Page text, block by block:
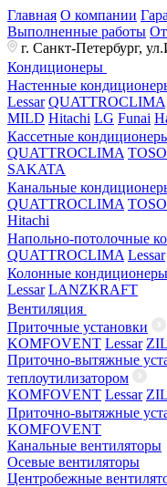
Главная О компании
Выполненные работы
г. Санкт-Петербург,
Кондиционеры
Настенные
Lessar QUATTROCLIMA
MILD Hitachi LG Funai
Кассетные
QUATTROCLIMA
SAKATA
Канальные
QUATTROCLIMA
Hitachi
Напольно-потолочные
QUATTROCLIMA Lessar
Колонные кондиционеры
Lessar LANZKRAFT
Вентиляция
Приточные установки
KOMFOVENT Lessar
Приточно-вытяжные
теплоутилизатором
KOMFOVENT Lessar
Приточно-вытяжные
KOMFOVENT
Канальные вентиляторы
Осевые вентиляторы
Центробежные